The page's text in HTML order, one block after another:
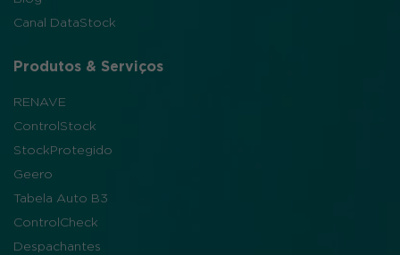
Canal DataStock
Produtos & Serviços
RENAVE
ControlStock
StockProtegido
Geero
Tabela Auto B3
ControlCheck
Despachantes